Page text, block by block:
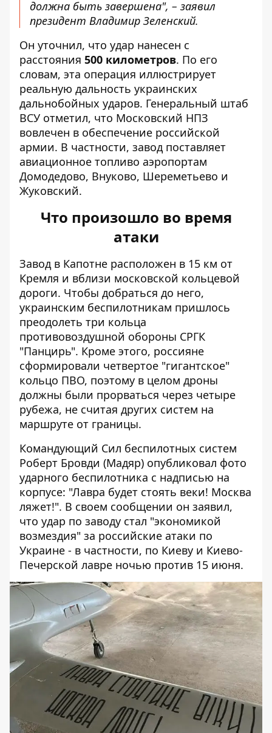
должна быть завершена", – заявил
президент Владимир Зеленский.
Он уточнил, что удар нанесен с
расстояния 500 километров. По его
словам, эта операция иллюстрирует
реальную дальность украинских
дальнобойных ударов. Генеральный штаб
ВСУ отметил, что Московский НПЗ
вовлечен в обеспечение российской
армии. В частности, завод поставляет
авиационное топливо аэропортам
Домодедово, Внуково, Шереметьево и
Жуковский.
Что произошло во время
атаки
Завод в Капотне расположен в 15 км от
Кремля и вблизи московской кольцевой
дороги. Чтобы добраться до него,
украинским беспилотникам пришлось
преодолеть три кольца
противовоздушной обороны СРГК
"Панцирь". Кроме этого, россияне
сформировали четвертое "гигантское"
кольцо ПВО, поэтому в целом дроны
должны были прорваться через четыре
рубежа, не считая других систем на
маршруте от границы.
Командующий Сил беспилотных систем
Роберт Бровди (Мадяр) опубликовал фото
ударного беспилотника с надписью на
корпусе: "Лавра будет стоять веки! Москва
ляжет!". В своем сообщении он заявил,
что удар по заводу стал "экономикой
возмездия" за российские атаки по
Украине - в частности, по Киеву и Киево-
Печерской лавре ночью против 15 июня.